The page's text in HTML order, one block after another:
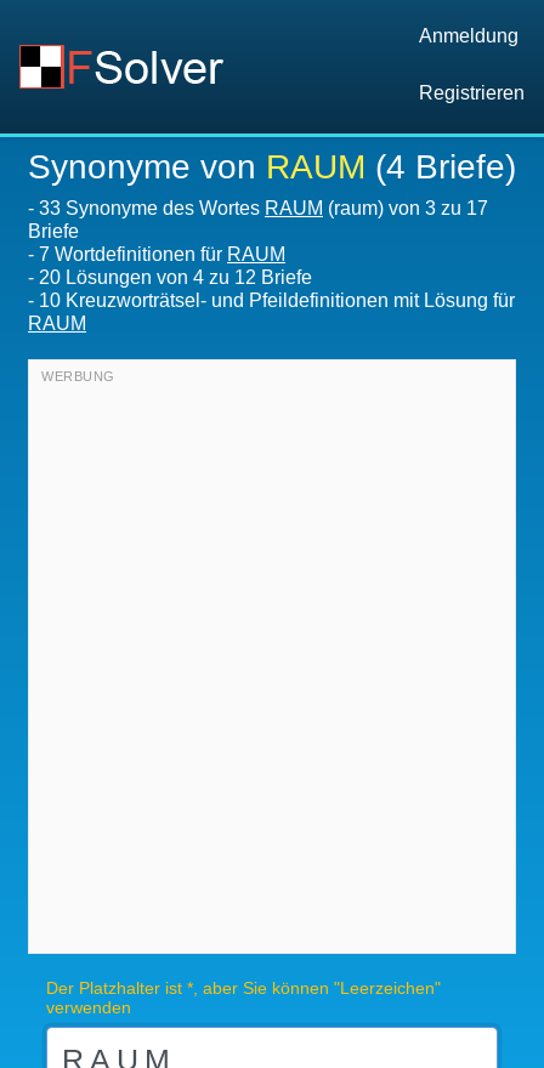
Anmeldung
Registrieren
Synonyme von RAUM (4 Briefe)
- 33 Synonyme des Wortes RAUM (raum) von 3 zu 17
Briefe
- 7 Wortdefinitionen für RAUM
- 20 Lösungen von 4 zu 12 Briefe
- 10 Kreuzworträtsel- und Pfeildefinitionen mit Lösung für
RAUM
Der Platzhalter ist *, aber Sie können "Leerzeichen"
verwenden